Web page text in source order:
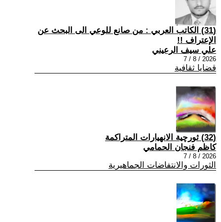
(31) الكاتب العربي : من صانع للوعي الى البحث عن
الإعتراف !!
علي سيف الرعيني
2026 / 8 / 7
قضايا ثقافية
(32) ثورچية الانهيارات المتراكمة
كاظم فنجان الحمامي
2026 / 8 / 7
الثورات والانتفاضات الجماهيرية